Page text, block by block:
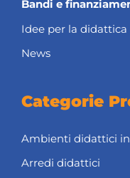
Bandi e
Idee per la didattica
News
Categorie
Ambienti didattici
Arredi didattici